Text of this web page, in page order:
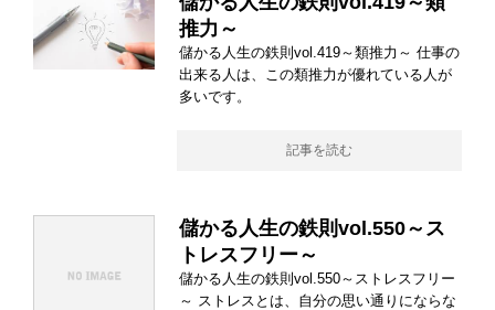
推力～
儲かる人生の鉄則vol.419～類推力～ 仕事の
出来る人は、この類推力が優れている人が
多いです。
記事を読む
儲かる人生の鉄則vol.550～ス
トレスフリー～
儲かる人生の鉄則vol.550～ストレスフリー
～ ストレスとは、自分の思い通りにならな